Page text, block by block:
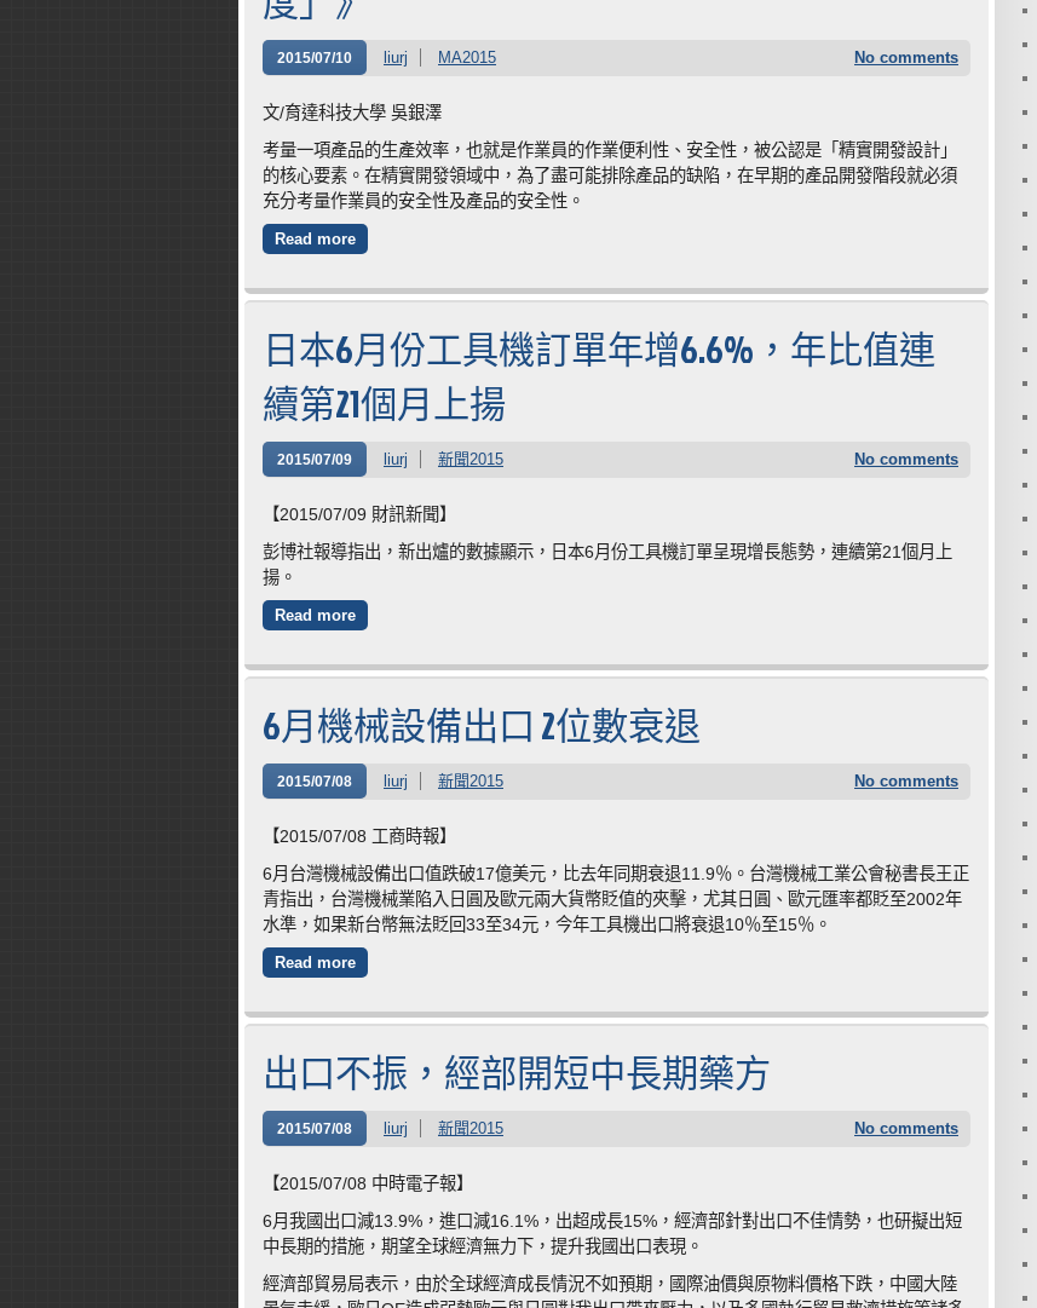
2015/07/10 liurj MA2015 No comments
文/育達科技大學 吳銀澤
考量一項產品的生產效率，也就是作業員的作業便利性、安全性，被公認是「精實開發設計」
的核心要素。在精實開發領域中，為了盡可能排除產品的缺陷，在早期的產品開發階段就必須
充分考量作業員的安全性及產品的安全性。
Read more
日本6月份工具機訂單年增6.6%，年比值連
續第21個月上揚
2015/07/09 liurj 新聞2015 No comments
【2015/07/09 財訊新聞】
彭博社報導指出，新出爐的數據顯示，日本6月份工具機訂單呈現增長態勢，連續第21個月上
揚。
Read more
6月機械設備出口 2位數衰退
2015/07/08 liurj 新聞2015 No comments
【2015/07/08 工商時報】
6月台灣機械設備出口值跌破17億美元，比去年同期衰退11.9％。台灣機械工業公會秘書長王正
青指出，台灣機械業陷入日圓及歐元兩大貨幣貶值的夾擊，尤其日圓、歐元匯率都貶至2002年
水準，如果新台幣無法貶回33至34元，今年工具機出口將衰退10％至15％。
Read more
出口不振，經部開短中長期藥方
2015/07/08 liurj 新聞2015 No comments
【2015/07/08 中時電子報】
6月我國出口減13.9%，進口減16.1%，出超成長15%，經濟部針對出口不佳情勢，也研擬出短
中長期的措施，期望全球經濟無力下，提升我國出口表現。
經濟部貿易局表示，由於全球經濟成長情況不如預期，國際油價與原物料價格下跌，中國大陸